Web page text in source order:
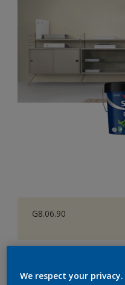
G8.06.90
We respect your privacy.